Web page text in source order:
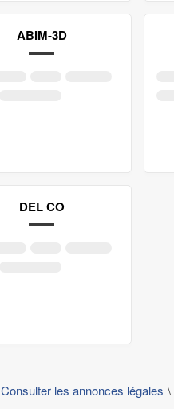
ABIM-3D
DEL CO
Consulter les annonces légales